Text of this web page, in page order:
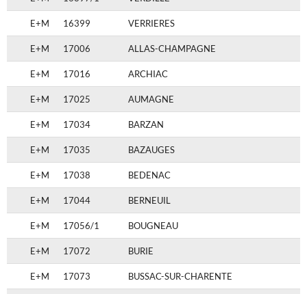
E+M 16399 VERRIERES
E+M 17006 ALLAS-CHAMPAGNE
E+M 17016 ARCHIAC
E+M 17025 AUMAGNE
E+M 17034 BARZAN
E+M 17035 BAZAUGES
E+M 17038 BEDENAC
E+M 17044 BERNEUIL
E+M 17056/1 BOUGNEAU
E+M 17072 BURIE
E+M 17073 BUSSAC-SUR-CHARENTE